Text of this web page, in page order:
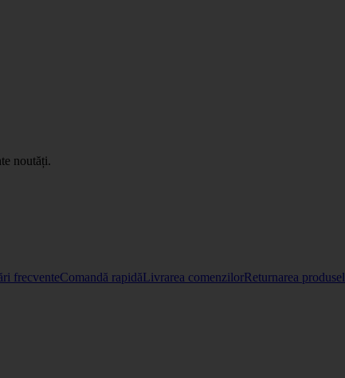
noutăți.
frecventeComandă rapidăLivrarea comenzilorReturnarea